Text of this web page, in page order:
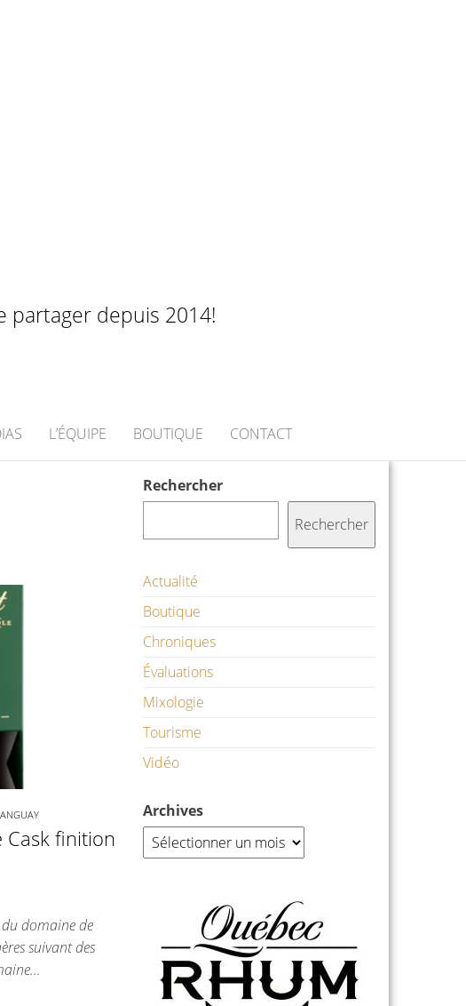
partager depuis 2014!
L’ÉQUIPE BOUTIQUE CONTACT
Cask finition
domaine de
suivant des
Rechercher
Rechercher
Actualité
Boutique
Chroniques
Évaluations
Mixologie
Tourisme
Vidéo
Archives